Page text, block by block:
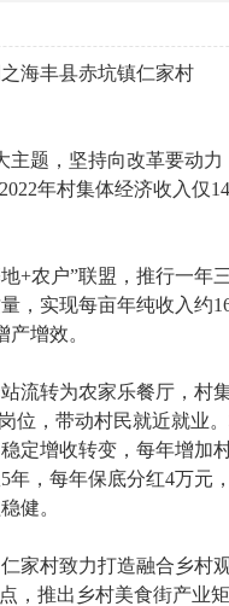
海丰县赤坑镇仁家村
题，坚持向改革要动
年村集体经济收入仅
户”联盟，推行一年
，实现每亩年纯收入约
增效。
转为农家乐餐厅，村
，带动村民就近就业
定增收转变，每年增加
，每年保底分红4万元
健。
村致力打造融合乡村
，推出乡村美食街产业